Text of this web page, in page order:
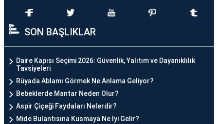
SON BAŞLIKLAR
Daire Kapısı Seçimi 2026: Güvenlik, Yalıtım ve Dayanıklılık
Tavsiyeleri
Rüyada Ablamı Görmek Ne Anlama Geliyor?
Bebeklerde Mantar Neden Olur?
Aspir Çiçeği Faydaları Nelerdir?
Mide Bulantısına Kusmaya Ne İyi Gelir?